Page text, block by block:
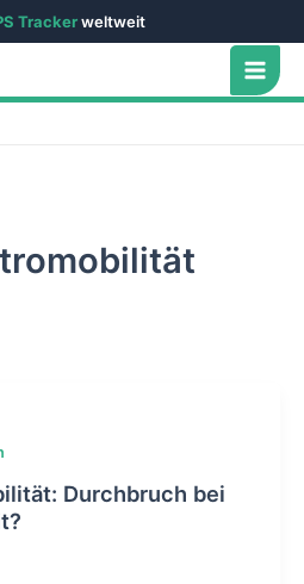
Trackerweltweit
Durchbruch bei